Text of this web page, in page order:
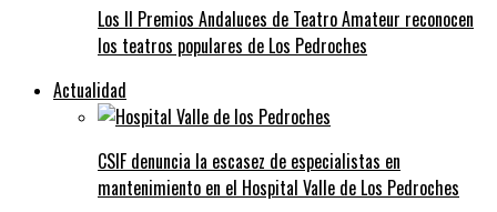
Los II Premios Andaluces de Teatro Amateur reconocen
los teatros populares de Los Pedroches
Actualidad
CSIF denuncia la escasez de especialistas en
mantenimiento en el Hospital Valle de Los Pedroches